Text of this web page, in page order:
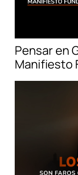
Pensar en
Manifiesto